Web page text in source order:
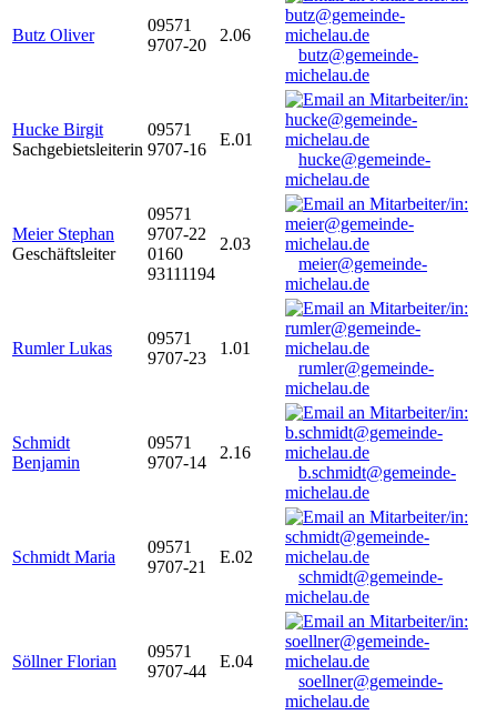
Butz Oliver
09571
9707-20
2.06
butz@gemeinde-
michelau.de
Hucke Birgit
Sachgebietsleiterin
09571
9707-16
E.01
hucke@gemeinde-
michelau.de
Meier Stephan
Geschäftsleiter
09571
9707-22
0160
93111194
2.03
meier@gemeinde-
michelau.de
Rumler Lukas
09571
9707-23
1.01
rumler@gemeinde-
michelau.de
Schmidt
Benjamin
09571
9707-14
2.16
b.schmidt@gemeinde-
michelau.de
Schmidt Maria
09571
9707-21
E.02
schmidt@gemeinde-
michelau.de
Söllner Florian
09571
9707-44
E.04
soellner@gemeinde-
michelau.de